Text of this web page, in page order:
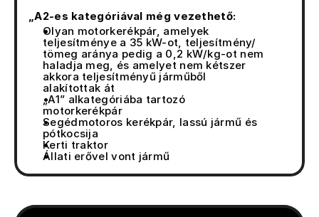
„A2-es kategóriával még vezethető:
Olyan motorkerékpár, amelyek
teljesítménye a 35 kW-ot, teljesítmény/
tömeg aránya pedig a 0,2 kW/kg-ot nem
haladja meg, és amelyet nem kétszer
akkora teljesítményű járműből
alakítottak át
„A1” alkategóriába tartozó
motorkerékpár
Segédmotoros kerékpár, lassú jármű és
pótkocsija
Kerti traktor
Állati erővel vont jármű